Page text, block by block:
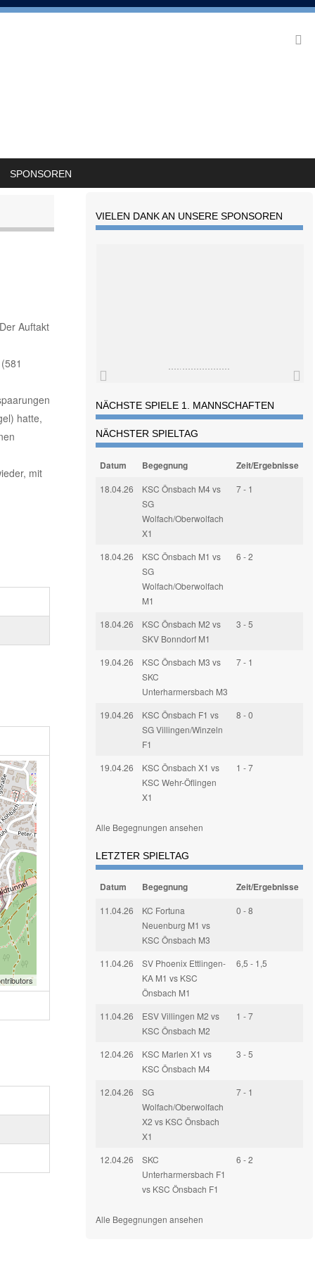
SPONSOREN
Auftakt
hatte,
mit
VIELEN DANK AN UNSERE SPONSOREN
NÄCHSTE SPIELE 1. MANNSCHAFTEN
NÄCHSTER SPIELTAG
Datum Begegnung Zeit/Ergebnisse
18.04.26
KSC Önsbach M4 vs
SG
Wolfach/Oberwolfach
X1
7 - 1
18.04.26
KSC Önsbach M1 vs
SG
Wolfach/Oberwolfach
M1
6 - 2
18.04.26
KSC Önsbach M2 vs
SKV Bonndorf M1
3 - 5
19.04.26
KSC Önsbach M3 vs
SKC
Unterharmersbach M3
7 - 1
19.04.26
KSC Önsbach F1 vs
SG Villingen/Winzeln
F1
8 - 0
19.04.26
KSC Önsbach X1 vs
KSC Wehr-Öflingen
X1
1 - 7
Alle Begegnungen ansehen
LETZTER SPIELTAG
Datum Begegnung Zeit/Ergebnisse
11.04.26
KC Fortuna
Neuenburg M1 vs
KSC Önsbach M3
0 - 8
11.04.26
SV Phoenix Ettlingen-
KA M1 vs KSC
Önsbach M1
6,5 - 1,5
11.04.26
ESV Villingen M2 vs
KSC Önsbach M2
1 - 7
12.04.26
KSC Marlen X1 vs
KSC Önsbach M4
3 - 5
12.04.26
SG
Wolfach/Oberwolfach
X2 vs KSC Önsbach
X1
7 - 1
12.04.26
SKC
Unterharmersbach F1
vs KSC Önsbach F1
6 - 2
Alle Begegnungen ansehen